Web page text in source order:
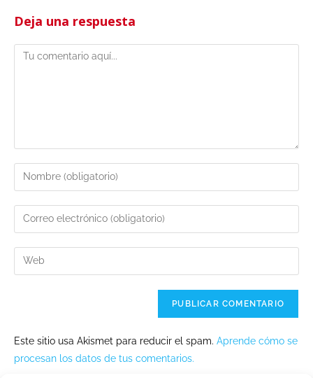
Deja una respuesta
Este sitio usa Akismet para reducir el spam. Aprende cómo se
procesan los datos de tus comentarios.